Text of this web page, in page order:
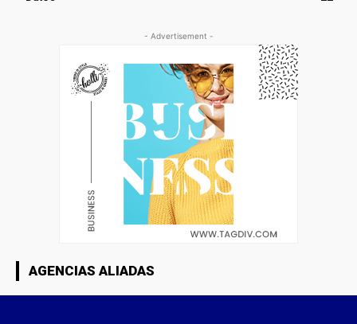
- Advertisement -
AGENCIAS ALIADAS